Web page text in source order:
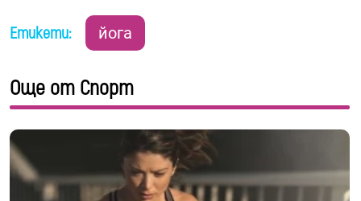
Етикети: йога
Още от Спорт